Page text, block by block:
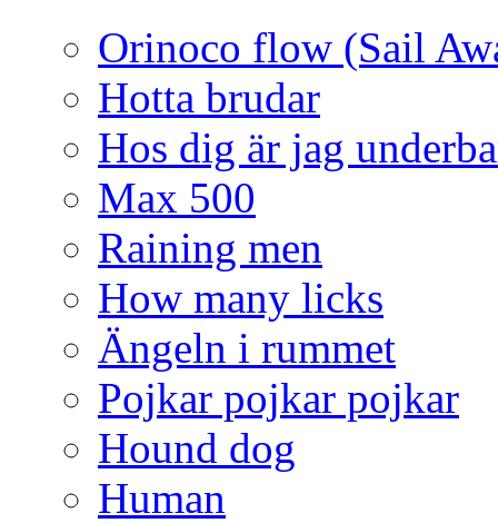
Orinoco flow (Sail
Hotta brudar
Hos dig är jag
Max 500
Raining men
How many licks
Ängeln i rummet
Pojkar pojkar pojkar
Hound dog
Human